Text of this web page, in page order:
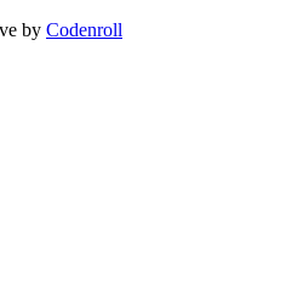
by Codenroll